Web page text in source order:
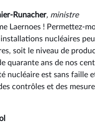
Runacher, ministre
Laernoes ! Permettez-
nucléaires
soit le niveau de
quarante ans de nos
nucléaire est sans faille
contrôles et des